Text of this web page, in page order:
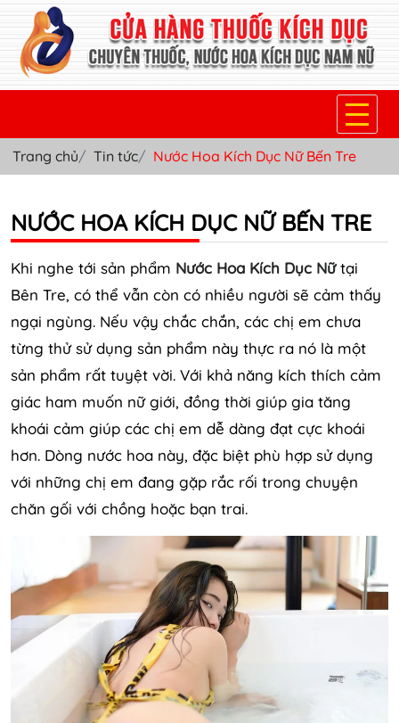
TRANG CHỦ
THUỐC NƯỚC KÍCH DỤC NAM
THUỐC VIÊN KÍCH DỤC NAM
SẢN PHẨM KHÁC
TIN TỨC & BLOG
Trang chủ Tin tức Nước Hoa Kích Dục Nữ Bến Tre
NƯỚC HOA KÍCH DỤC NỮ BẾN TRE
Khi nghe tới sản phẩm Nước Hoa Kích Dục Nữ tại
Bên Tre, có thể vẫn còn có nhiều người sẽ cảm thấy
ngại ngùng. Nếu vậy chắc chắn, các chị em chưa
từng thử sử dụng sản phẩm này thực ra nó là một
sản phẩm rất tuyệt vời. Với khả năng kích thích cảm
giác ham muốn nữ giới, đồng thời giúp gia tăng
khoái cảm giúp các chị em dễ dàng đạt cực khoái
hơn. Dòng nước hoa này, đặc biệt phù hợp sử dụng
với những chị em đang gặp rắc rối trong chuyện
chăn gối với chồng hoặc bạn trai.